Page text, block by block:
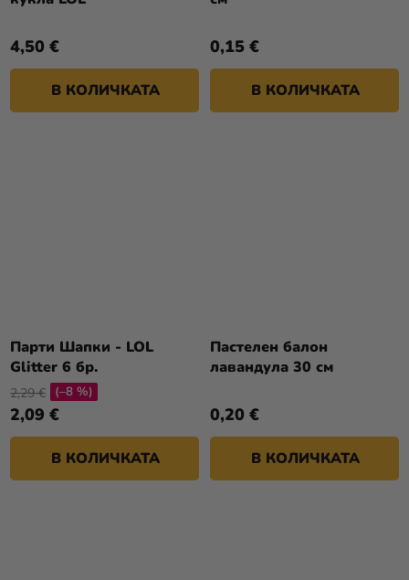
4,50 €
В КОЛИЧКАТА
0,15 €
В КОЛИЧКАТА
Парти Шапки - LOL
Glitter 6 бр.
2,09 €
2,29 € (–8 %)
В КОЛИЧКАТА
Пастелен балон
лавандула 30 см
0,20 €
В КОЛИЧКАТА